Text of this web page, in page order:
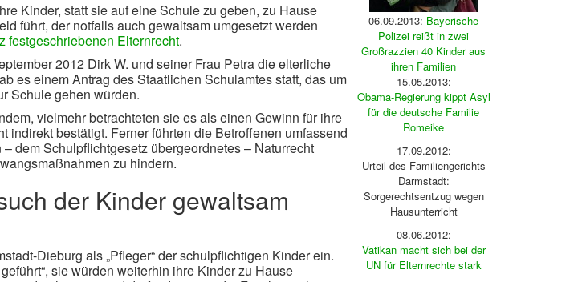
Kinder, statt sie auf eine Schule zu geben, zu Hause
führt, der notfalls auch gewaltsam umgesetzt werden
festgeschriebenen Elternrecht.
2012 Dirk W. und seiner Frau Petra die elterliche
es einem Antrag des Staatlichen Schulamtes statt, das um
Schule gehen würden.
vielmehr betrachteten sie es als einen Gewinn für ihre
bestätigt. Ferner führten die Betroffenen umfassend
dem Schulpflichtgesetz übergeordnetes – Naturrecht
zu hindern.
der Kinder gewaltsam
Dieburg als „Pfleger“ der schulpflichtigen Kinder ein.
sie würden weiterhin ihre Kinder zu Hause
06.09.2013: Bayerische
Polizei reißt in zwei
Großrazzien 40 Kinder aus
ihren Familien
15.05.2013:
Obama-Regierung kippt Asyl
für die deutsche Familie
Romeike
17.09.2012:
Urteil des Familiengerichts
Darmstadt:
Sorgerechtsentzug wegen
Hausunterricht
08.06.2012:
Vatikan macht sich bei der
UN für Elternrechte stark